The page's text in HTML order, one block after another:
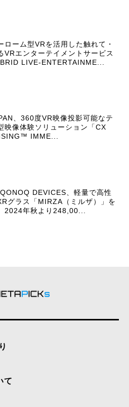
ローム型VRを活用した触れて・
VRエンターテイメントサービス
LIVE-ENTERTAINME...
、360度VR映像投影可能なテ
映像体験ソリューション「CX
IMME...
DEVICES、軽量で高性
グラス「MIRZA（ミルザ）」を
2024年秋より248,00...
て